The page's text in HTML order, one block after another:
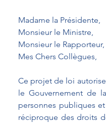
Madame la Présidente,
Monsieur le Ministre,
Monsieur le Rapporteur,
Mes Chers Collègues,
Ce projet de loi
le Gouvernement de
personnes publiques
réciproque des droits